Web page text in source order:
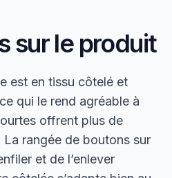
sur le produit
est en tissu côtelé et
qui le rend agréable à
offrent plus de
rangée de boutons sur
et de l’enlever